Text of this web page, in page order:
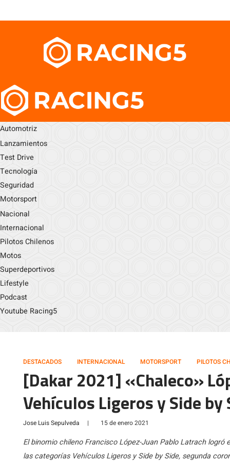
Automotriz
Lanzamientos
Test Drive
Tecnología
Seguridad
Motorsport
Nacional
Internacional
Pilotos Chilenos
Motos
Superdeportivos
Lifestyle
Podcast
Youtube Racing5
DESTACADOS INTERNACIONAL MOTORSPORT PILOTOS
[Dakar 2021] «Chaleco»
Vehículos Ligeros y Side by
Jose Luis Sepulveda | 15 de enero 2021
El binomio chileno Francisco López-Juan Pablo Latrach
las categorías Vehículos Ligeros y Side by Side, segunda